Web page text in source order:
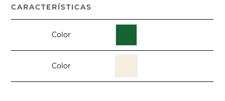
CARACTERÍSTICAS
Color
Color